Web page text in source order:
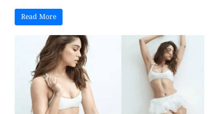
Read More